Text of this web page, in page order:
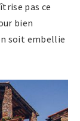
pas ce
bien
soit embellie